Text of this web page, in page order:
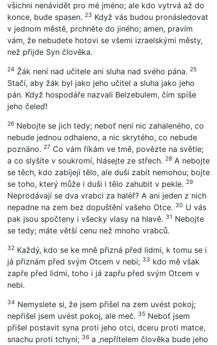
všichni nenávidět pro mé jméno; ale kdo vytrvá až do
konce, bude spasen. 23 Když vás budou pronásledovat
v jednom městě, prchněte do jiného; amen, pravím
vám, že nebudete hotovi se všemi izraelskými městy,
než přijde Syn člověka.
24 Žák není nad učitele ani sluha nad svého pána. 25
Stačí, aby žák byl jako jeho učitel a sluha jako jeho
pán. Když hospodáře nazvali Belzebulem, čím spíše
jeho čeleď!
26 Nebojte se jich tedy; neboť není nic zahaleného, co
nebude jednou odhaleno, a nic skrytého, co nebude
poznáno. 27 Co vám říkám ve tmě, povězte na světle;
a co slyšíte v soukromí, hlásejte ze střech. 28 A nebojte
se těch, kdo zabíjejí tělo, ale duši zabít nemohou; bojte
se toho, který může i duši i tělo zahubit v pekle. 29
Neprodávají se dva vrabci za haléř? A ani jeden z nich
nepadne na zem bez dopuštění vašeho Otce. 30 U vás
pak jsou spočteny i všecky vlasy na hlavě. 31 Nebojte
se tedy; máte větší cenu než mnoho vrabců.
32 Každý, kdo se ke mně přizná před lidmi, k tomu se i
já přiznám před svým Otcem v nebi; 33 kdo mě však
zapře před lidmi, toho i já zapřu před svým Otcem v
nebi.
34 Nemyslete si, že jsem přišel na zem uvést pokoj;
nepřišel jsem uvést pokoj, ale meč. 35 Neboť jsem
přišel postavit syna proti jeho otci, dceru proti matce,
snachu proti tchyni; 36 a ‚nepřítelem člověka bude jeho